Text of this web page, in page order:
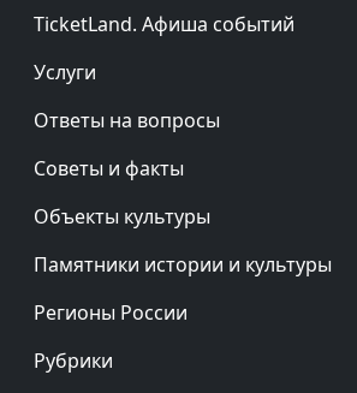
TicketLand. Афиша событий
Услуги
Ответы на вопросы
Советы и факты
Объекты культуры
Памятники истории и культуры
Регионы России
Рубрики